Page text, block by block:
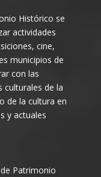
Histórico se
actividades
cine,
municipios de
con las
culturales de la
de la cultura en
y actuales
Patrimonio